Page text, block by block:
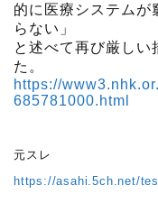
的に医療システムが
らない」
と述べて再び厳しい
た。
https://
685781000.html
元スレ
https://asahi.5ch.net/